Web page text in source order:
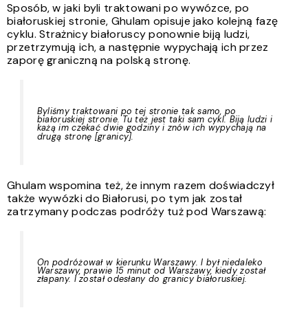
Sposób, w jaki byli traktowani po wywózce, po
białoruskiej stronie, Ghulam opisuje jako kolejną fazę
cyklu. Strażnicy białoruscy ponownie biją ludzi,
przetrzymują ich, a następnie wypychają ich przez
zaporę graniczną na polską stronę.
Byliśmy traktowani po tej stronie tak samo, po
białoruskiej stronie. Tu też jest taki sam cykl. Biją ludzi i
każą im czekać dwie godziny i znów ich wypychają na
drugą stronę [granicy].
Ghulam wspomina też, że innym razem doświadczył
także wywózki do Białorusi, po tym jak został
zatrzymany podczas podróży tuż pod Warszawą:
On podróżował w kierunku Warszawy. I był niedaleko
Warszawy, prawie 15 minut od Warszawy, kiedy został
złapany. I został odesłany do granicy białoruskiej.